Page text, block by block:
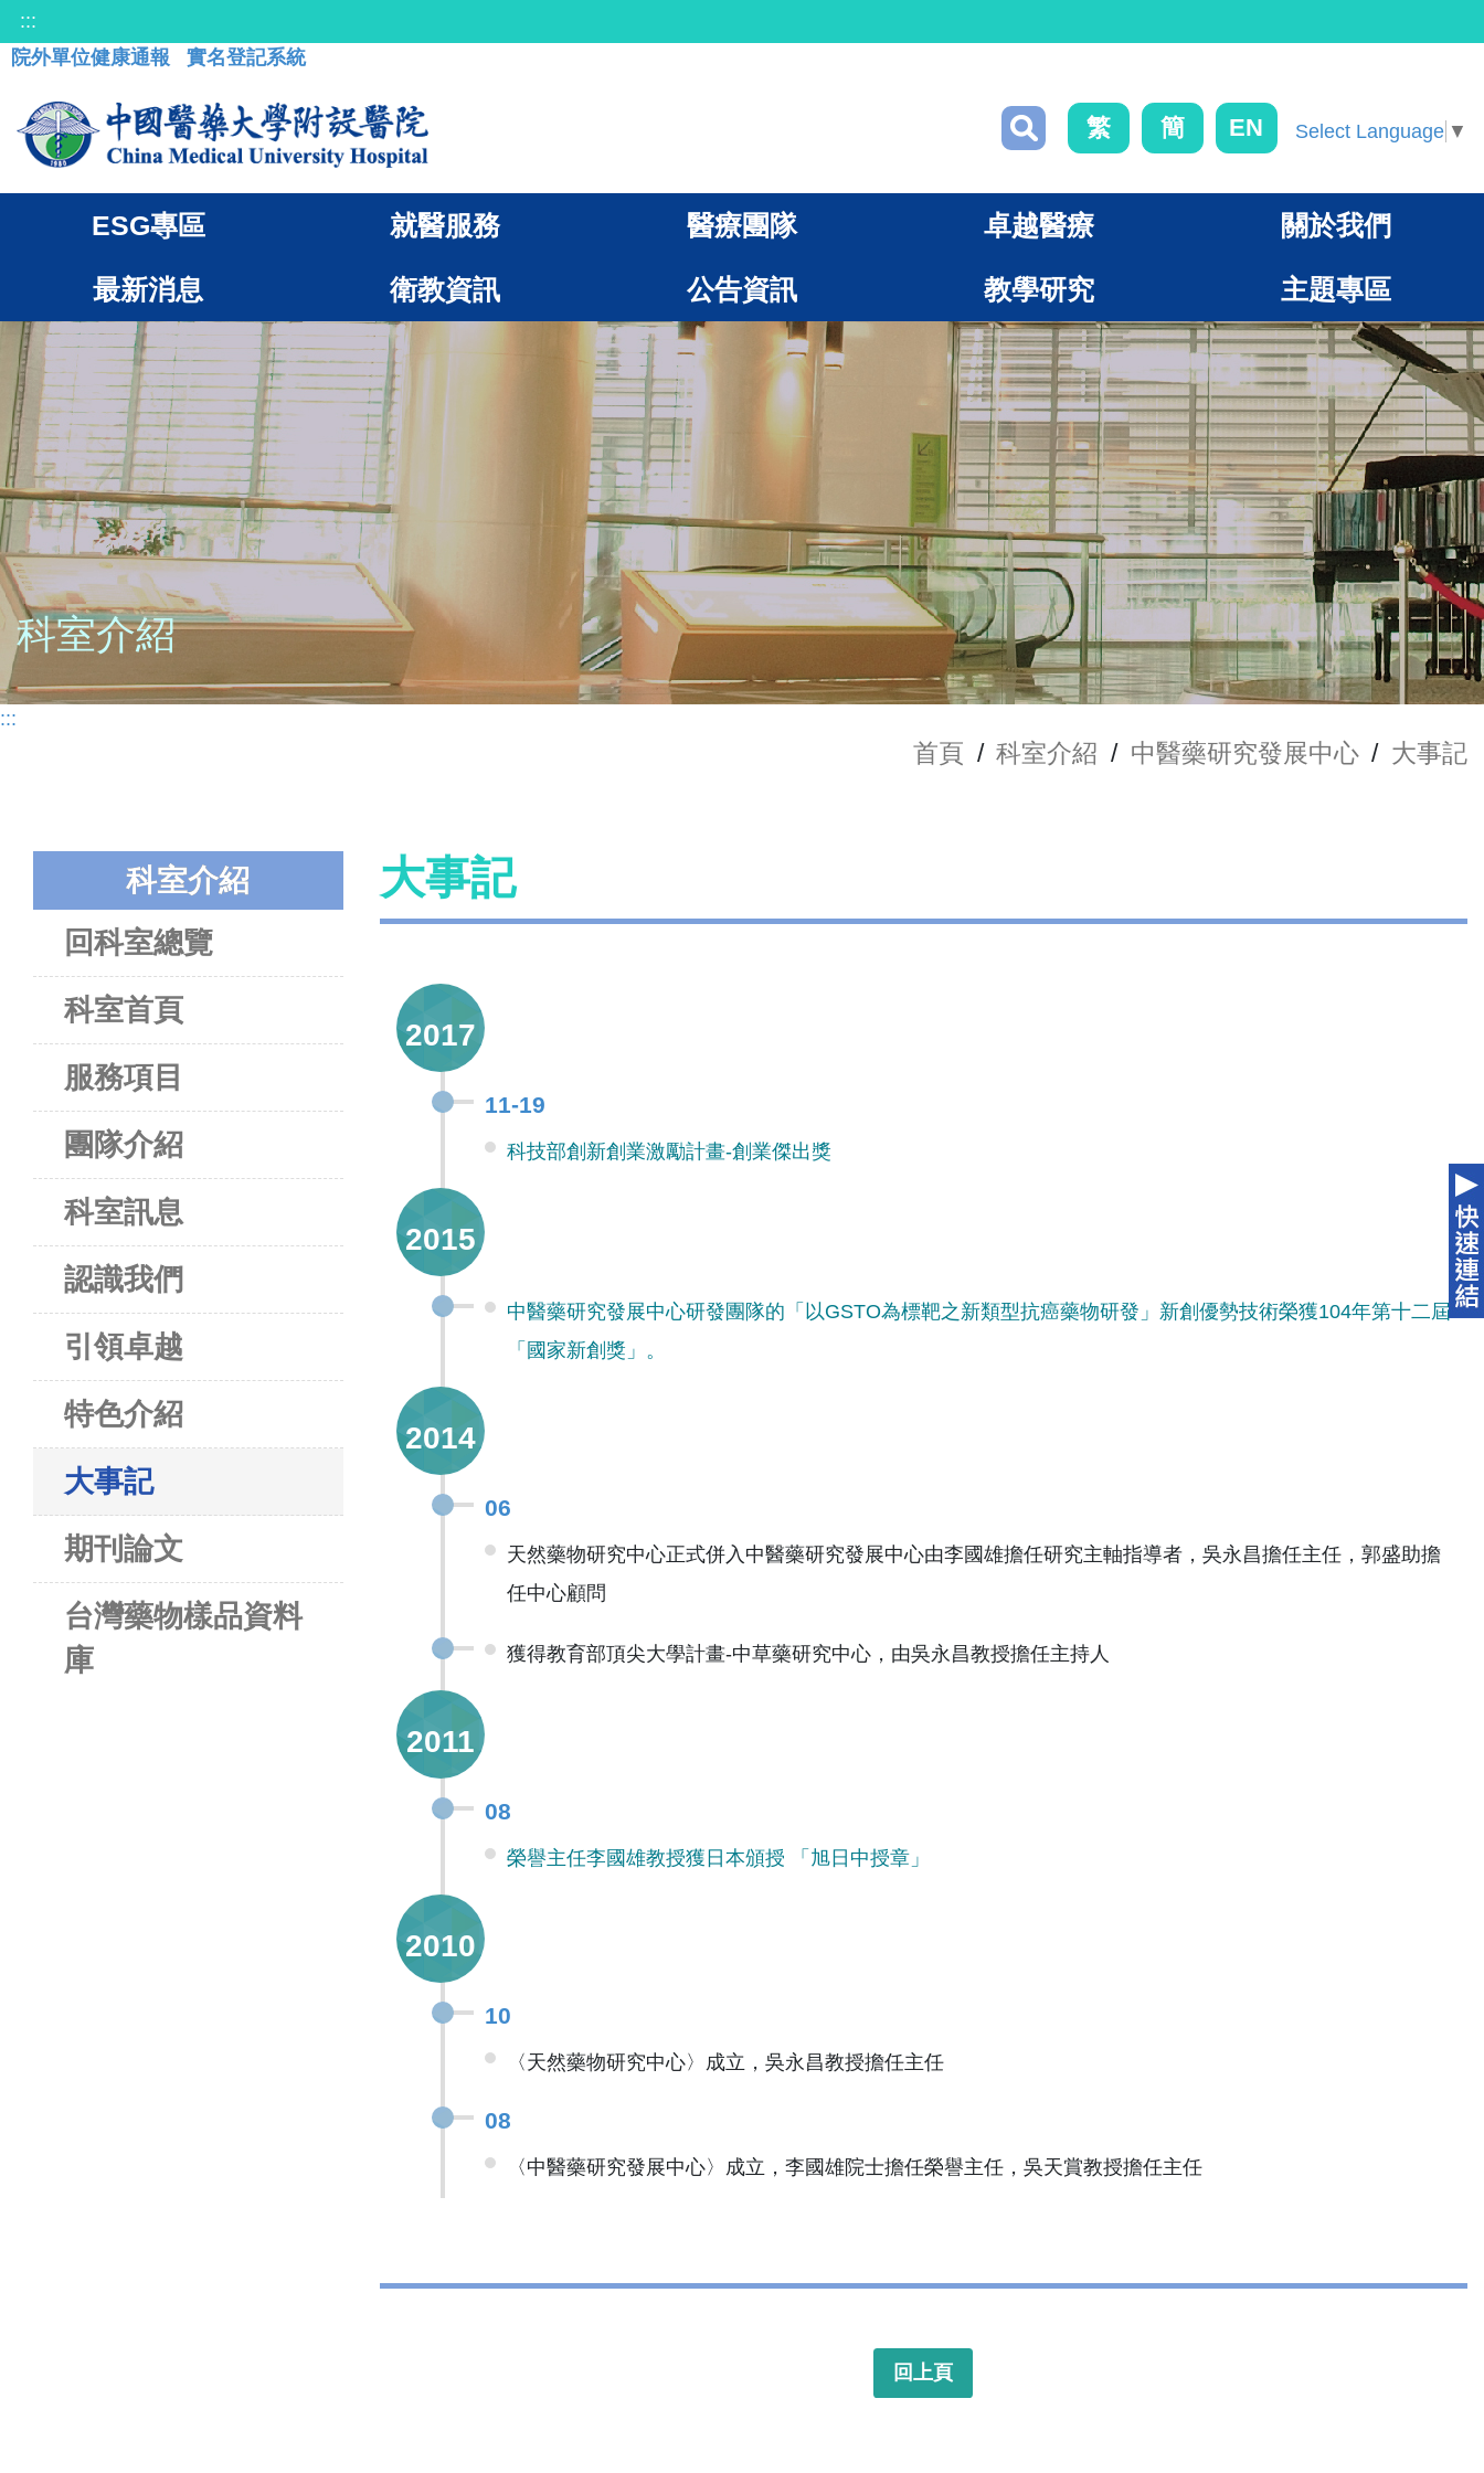
:::
院外單位健康通報
實名登記系統
繁 簡 EN Select Language ▼
ESG專區 就醫服務 醫療團隊 卓越醫療 關於我們
最新消息 衛教資訊 公告資訊 教學研究 主題專區
科室介紹
:::
首頁 / 科室介紹 / 中醫藥研究發展中心 / 大事記
科室介紹
回科室總覽
科室首頁
服務項目
團隊介紹
科室訊息
認識我們
引領卓越
特色介紹
大事記
期刊論文
台灣藥物樣品資料
庫
大事記
2017
11-19
科技部創新創業激勵計畫-創業傑出獎
2015
中醫藥研究發展中心研發團隊的「以GSTO為標靶之新類型抗癌藥物研發」新創優勢技術榮獲104年第十二屆
「國家新創獎」。
2014
06
天然藥物研究中心正式併入中醫藥研究發展中心由李國雄擔任研究主軸指導者，吳永昌擔任主任，郭盛助擔
任中心顧問
獲得教育部頂尖大學計畫-中草藥研究中心，由吳永昌教授擔任主持人
2011
08
榮譽主任李國雄教授獲日本頒授 「旭日中授章」
2010
10
〈天然藥物研究中心〉成立，吳永昌教授擔任主任
08
〈中醫藥研究發展中心〉成立，李國雄院士擔任榮譽主任，吳天賞教授擔任主任
回上頁